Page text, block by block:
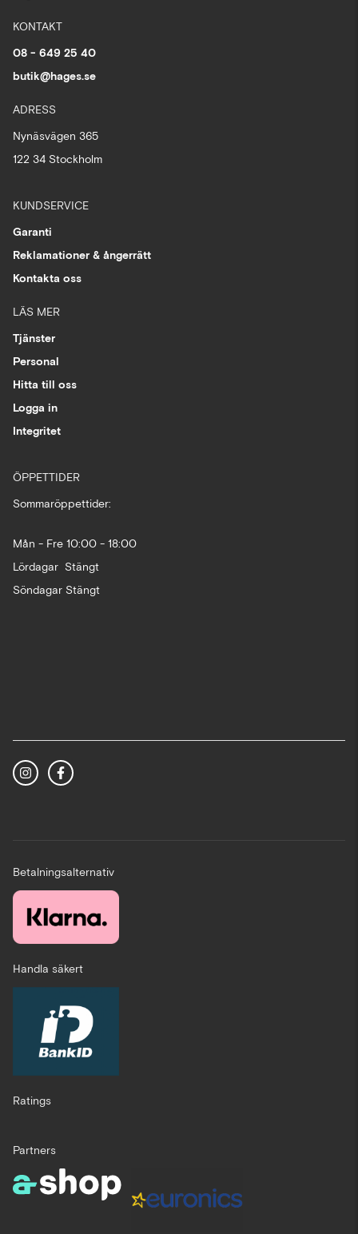
KONTAKT
08 - 649 25 40
butik@hages.se
ADRESS
Nynäsvägen 365
122 34 Stockholm
KUNDSERVICE
Garanti
Reklamationer & ångerrätt
Kontakta oss
LÄS MER
Tjänster
Personal
Hitta till oss
Logga in
Integritet
ÖPPETTIDER
Sommaröppettider:
Mån - Fre 10:00 - 18:00
Lördagar Stängt
Söndagar Stängt
Betalningsalternativ
Handla säkert
Ratings
Partners